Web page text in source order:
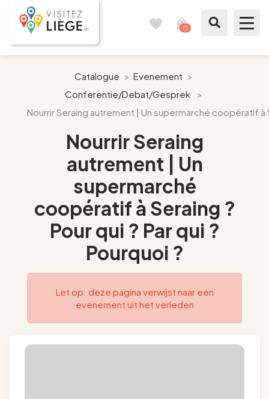
0
Bereid mijn verblijf voor
Onze suggesties
Groepen en touroperators
Catalogue > Evenement >
Conferentie/Debat/Gesprek
>
Nourrir Seraing autrement | Un supermarché coopératif à
Nourrir Seraing
autrement | Un
supermarché
coopératif à Seraing ?
Pour qui ? Par qui ?
Pourquoi ?
Let op: deze pagina verwijst naar een
evenement uit het verleden